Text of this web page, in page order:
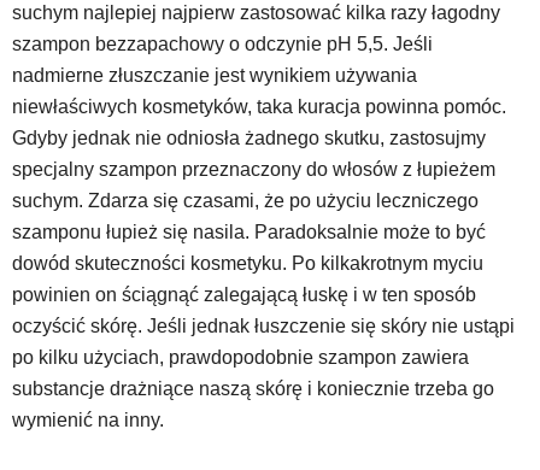
suchym najlepiej najpierw zastosować kilka razy łagodny
szampon bezzapachowy o odczynie pH 5,5. Jeśli
nadmierne złuszczanie jest wynikiem używania
niewłaściwych kosmetyków, taka kuracja powinna pomóc.
Gdyby jednak nie odniosła żadnego skutku, zastosujmy
specjalny szampon przeznaczony do włosów z łupieżem
suchym. Zdarza się czasami, że po użyciu leczniczego
szamponu łupież się nasila. Paradoksalnie może to być
dowód skuteczności kosmetyku. Po kilkakrotnym myciu
powinien on ściągnąć zalegającą łuskę i w ten sposób
oczyścić skórę. Jeśli jednak łuszczenie się skóry nie ustąpi
po kilku użyciach, prawdopodobnie szampon zawiera
substancje drażniące naszą skórę i koniecznie trzeba go
wymienić na inny.